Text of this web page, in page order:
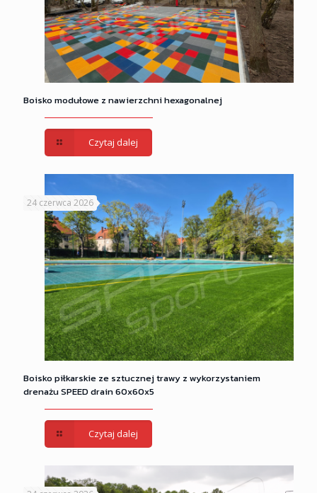
Boisko modułowe z nawierzchni hexagonalnej
Czytaj dalej
24 czerwca 2026
Boisko piłkarskie ze sztucznej trawy z wykorzystaniem
drenażu SPEED drain 60x60x5
Czytaj dalej